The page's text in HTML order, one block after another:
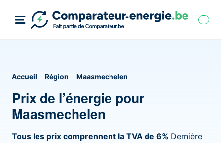
Accueil Région Maasmechelen
Prix de l’énergie pour
Maasmechelen
Tous les prix comprennent la TVA de 6% Dernière